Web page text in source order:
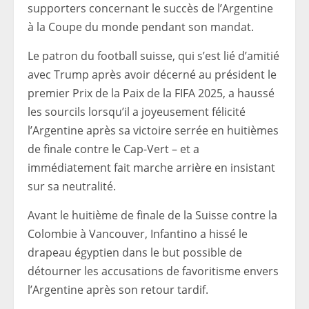
supporters concernant le succès de l’Argentine
à la Coupe du monde pendant son mandat.
Le patron du football suisse, qui s’est lié d’amitié
avec Trump après avoir décerné au président le
premier Prix de la Paix de la FIFA 2025, a haussé
les sourcils lorsqu’il a joyeusement félicité
l’Argentine après sa victoire serrée en huitièmes
de finale contre le Cap-Vert – et a
immédiatement fait marche arrière en insistant
sur sa neutralité.
Avant le huitième de finale de la Suisse contre la
Colombie à Vancouver, Infantino a hissé le
drapeau égyptien dans le but possible de
détourner les accusations de favoritisme envers
l’Argentine après son retour tardif.